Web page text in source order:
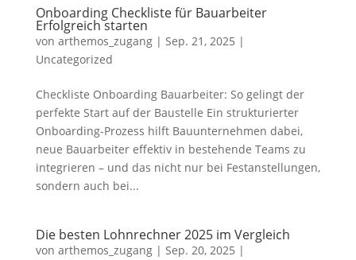
Onboarding Checkliste für Bauarbeiter
Erfolgreich starten
von arthemos_zugang| Sep. 21, 2025 |
Uncategorized
Checkliste Onboarding Bauarbeiter: So gelingt der
perfekte Start auf der Baustelle Ein strukturierter
Onboarding-Prozess hilft Bauunternehmen dabei,
neue Bauarbeiter effektiv in bestehende Teams zu
integrieren – und das nicht nur bei Festanstellungen,
sondern auch bei...
Die besten Lohnrechner 2025 im Vergleich
von arthemos_zugang| Sep. 20, 2025 |